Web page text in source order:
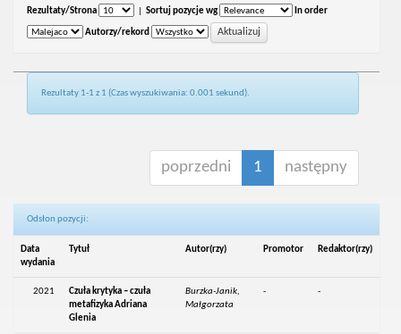
Rezultaty/Strona Sortuj pozycje wg In order
Autorzy/rekord
Rezultaty 1-1 z 1 (Czas wyszukiwania: 0.001 sekund).
poprzedni 1 następny
Odsłon pozycji:
Data
wydania
Tytuł Autor(rzy) Promotor Redaktor(rzy)
2021
Czuła krytyka – czuła
metafizyka Adriana
Glenia
Burzka-Janik,
Małgorzata
- -